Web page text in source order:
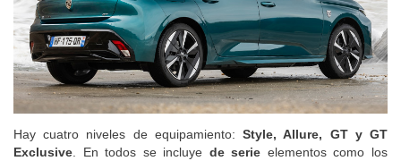
Hay cuatro niveles de equipamiento:Style, Allure, GT y GT
Exclusive. En todos se incluye de serie elementos como los